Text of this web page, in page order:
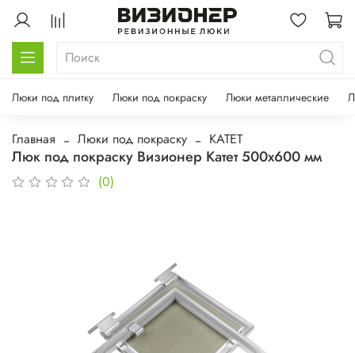
Люки под плитку Люки под покраску Люки металлические
Главная Люки под покраску КАТЕТ
Люк под покраску Визионер Катет 500х600 мм
(0)